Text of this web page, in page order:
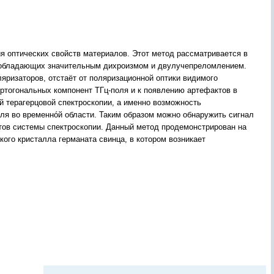
свойств материалов. Этот метод рассматривается в
значительным дихроизмом и двулучепреломлением.
отстаёт от поляризационной оптики видимого
компонент ТГц-поля и к появлению артефактов в
спектроскопии, а именно возможность
во временнóй области. Таким образом можно обнаружить сигнал
системы спектроскопии. Данный метод продемонстрирован на
кристалла германата свинца, в котором возникает